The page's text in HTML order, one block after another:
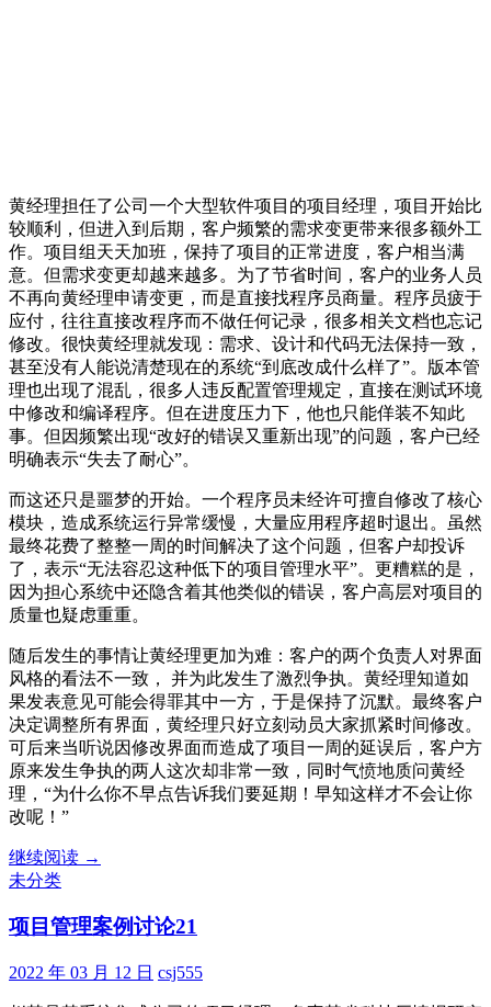
黄经理担任了公司一个大型软件项目的项目经理，项目开始比
较顺利，但进入到后期，客户频繁的需求变更带来很多额外工
作。项目组天天加班，保持了项目的正常进度，客户相当满
意。但需求变更却越来越多。为了节省时间，客户的业务人员
不再向黄经理申请变更，而是直接找程序员商量。程序员疲于
应付，往往直接改程序而不做任何记录，很多相关文档也忘记
修改。很快黄经理就发现：需求、设计和代码无法保持一致，
甚至没有人能说清楚现在的系统“到底改成什么样了”。版本管
理也出现了混乱，很多人违反配置管理规定，直接在测试环境
中修改和编译程序。但在进度压力下，他也只能佯装不知此
事。但因频繁出现“改好的错误又重新出现”的问题，客户已经
明确表示“失去了耐心”。
而这还只是噩梦的开始。一个程序员未经许可擅自修改了核心
模块，造成系统运行异常缓慢，大量应用程序超时退出。虽然
最终花费了整整一周的时间解决了这个问题，但客户却投诉
了，表示“无法容忍这种低下的项目管理水平”。更糟糕的是，
因为担心系统中还隐含着其他类似的错误，客户高层对项目的
质量也疑虑重重。
随后发生的事情让黄经理更加为难：客户的两个负责人对界面
风格的看法不一致， 并为此发生了激烈争执。黄经理知道如
果发表意见可能会得罪其中一方，于是保持了沉默。最终客户
决定调整所有界面，黄经理只好立刻动员大家抓紧时间修改。
可后来当听说因修改界面而造成了项目一周的延误后，客户方
原来发生争执的两人这次却非常一致，同时气愤地质问黄经
理，“为什么你不早点告诉我们要延期！早知这样才不会让你
改呢！”
继续阅读项
理
例
→
未分类
项目管理案例讨论21
2022 年 03 月 12 日 csj555